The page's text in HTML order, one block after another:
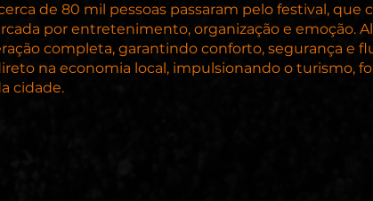
de 80 mil pessoas passaram pelo festival,
por entretenimento, organização e emoção.
completa, garantindo conforto, segurança e
na economia local, impulsionando o turismo,
cidade.